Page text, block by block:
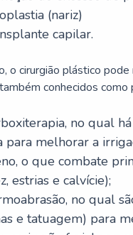
(nariz)
capilar.
o cirurgião plástico
conhecidos
no qual
para melhorar a
o que combate
estrias e calvície);
no qual
e tatuagem) para